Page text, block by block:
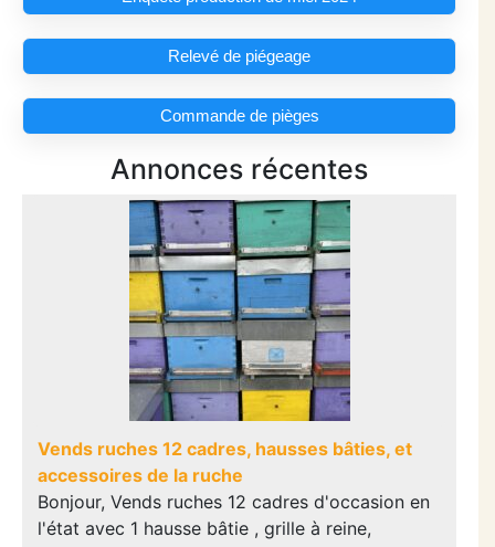
Relevé de piégeage
Commande de pièges
Annonces récentes
Vends ruches 12 cadres, hausses bâties, et
accessoires de la ruche
Bonjour, Vends ruches 12 cadres d'occasion en
l'état avec 1 hausse bâtie , grille à reine,